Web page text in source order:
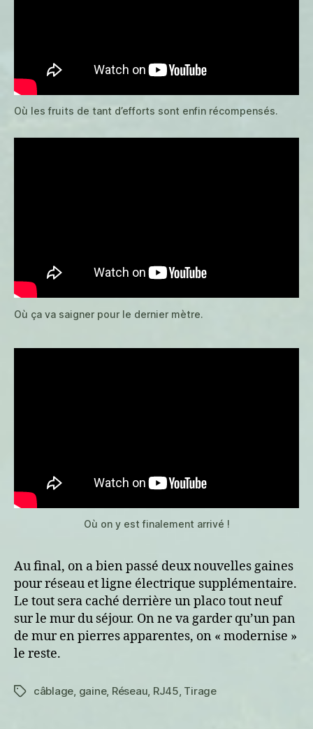
Où les fruits de tant d’efforts sont enfin récompensés.
Où ça va saigner pour le dernier mètre.
Où on y est finalement arrivé !
Au final, on a bien passé deux nouvelles gaines
pour réseau et ligne électrique supplémentaire.
Le tout sera caché derrière un placo tout neuf
sur le mur du séjour. On ne va garder qu’un pan
de mur en pierres apparentes, on « modernise »
le reste.
Étiquettes
câblage, gaine, Réseau, RJ45, Tirage